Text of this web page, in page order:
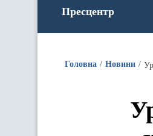
Пресцентр
Головна Новини